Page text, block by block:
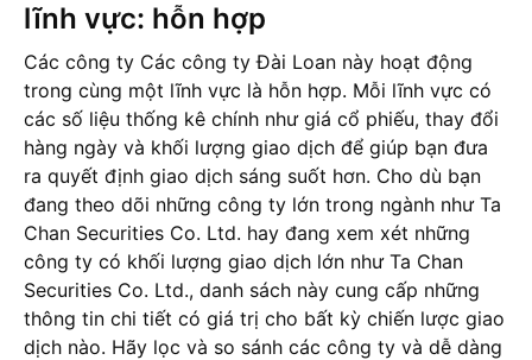
lĩnh vực: hỗn hợp
Các công ty Các công ty Đài Loan này hoạt động
trong cùng một lĩnh vực là hỗn hợp. Mỗi lĩnh vực có
các số liệu thống kê chính như giá cổ phiếu, thay đổi
hàng ngày và khối lượng giao dịch để giúp bạn đưa
ra quyết định giao dịch sáng suốt hơn. Cho dù bạn
đang theo dõi những công ty lớn trong ngành như Ta
Chan Securities Co. Ltd. hay đang xem xét những
công ty có khối lượng giao dịch lớn như Ta Chan
Securities Co. Ltd., danh sách này cung cấp những
thông tin chi tiết có giá trị cho bất kỳ chiến lược giao
dịch nào. Hãy lọc và so sánh các công ty và dễ dàng